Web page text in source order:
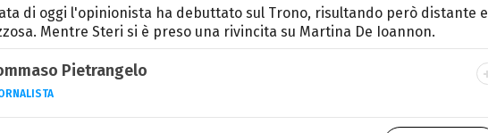
di oggi l'opinionista ha debuttato sul Trono, risultando però distante e
Mentre Steri si è preso una rivincita su Martina De Ioannon.
Pietrangelo
giornalista, cantautore. Laureato in Letterature Straniere, è